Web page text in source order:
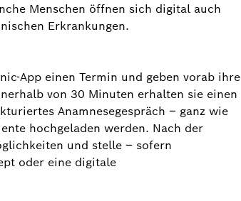
Menschen öffnen sich digital auch
Erkrankungen.
App einen Termin und geben vorab ihre
von 30 Minuten erhalten sie einen
Anamnesegespräch – ganz wie
hochgeladen werden. Nach der
und stelle – sofern
oder eine digitale